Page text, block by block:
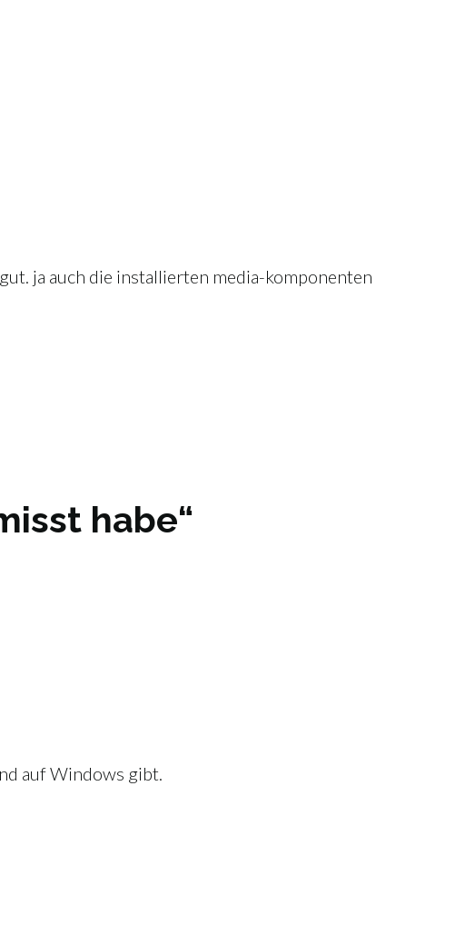
ja auch die installierten media-komponenten
habe“
auf Windows gibt.